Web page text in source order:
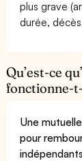
plus grave
durée,
Qu’est-ce
fonctionne-
Une
pour